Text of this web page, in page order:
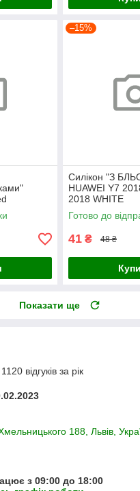
–15%
Силікон "З
HUAWEI Y7
2018 WHITE
Готово до
41 ₴ 48 ₴
Показати ще
відгуків за рік
188, Львів,
з 09:00 до 18:00